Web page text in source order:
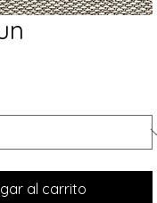
al carrito